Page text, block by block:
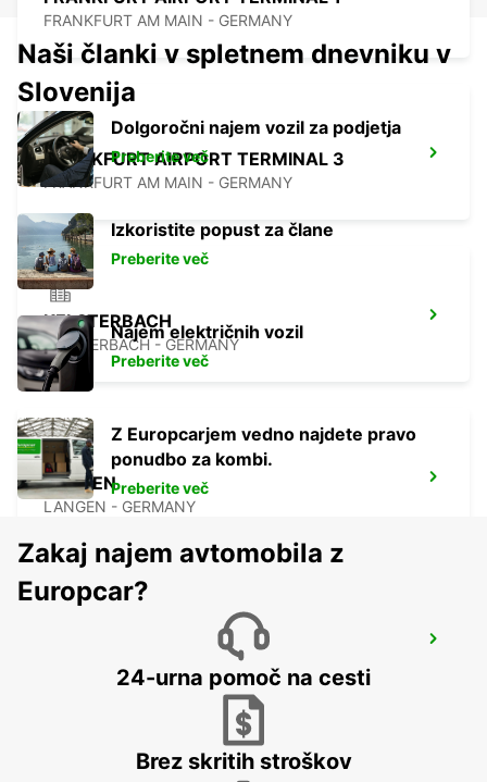
FRANKFURT AM MAIN - GERMANY
FRANKFURT AIRPORT TERMINAL 3
FRANKFURT AM MAIN - GERMANY
KELSTERBACH
KELSTERBACH - GERMANY
LANGEN
LANGEN - GERMANY
BAD HOMBURG - GERMANY
Naši članki v spletnem dnevniku v
Slovenija
Dolgoročni najem vozil za podjetja
Preberite več
Izkoristite popust za člane
Preberite več
Najem električnih vozil
Preberite več
Z Europcarjem vedno najdete pravo
ponudbo za kombi.
Preberite več
Zakaj najem avtomobila z
Europcar?
24-urna pomoč na cesti
Brez skritih stroškov